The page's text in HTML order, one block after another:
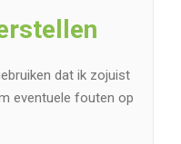
dat ik zojuist
eventuele fouten op